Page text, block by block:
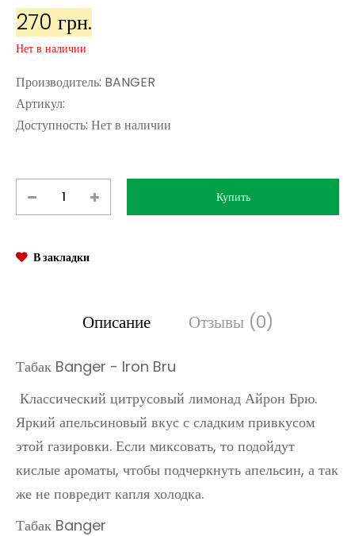
270 грн.
Нет в наличии
Производитель: BANGER
Артикул:
Доступность: Нет в наличии
В закладки
Описание Отзывы (0)
Табак Banger - Iron Bru
Классический цитрусовый лимонад Айрон Брю.
Яркий апельсиновый вкус с сладким привкусом
этой газировки. Если миксовать, то подойдут
кислые ароматы, чтобы подчеркнуть апельсин, а так
же не повредит капля холодка.
Табак Banger